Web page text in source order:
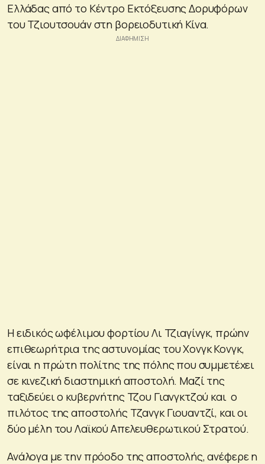
Ελλάδας από το Κέντρο Εκτόξευσης Δορυφόρων
του Τζιουτσουάν στη βορειοδυτική Κίνα.
H ειδικός ωφέλιμου φορτίου Λι Τζιαγίνγκ, πρώην
επιθεωρήτρια της αστυνομίας του Χονγκ Κονγκ,
είναι η πρώτη πολίτης της πόλης που συμμετέχει
σε κινεζική διαστημική αποστολή. Μαζί της
ταξιδεύει ο κυβερνήτης Τζου Γιανγκτζού και ο
πιλότος της αποστολής Τζανγκ Γιουαντζί, και οι
δύο μέλη του Λαϊκού Απελευθερωτικού Στρατού.
Ανάλογα με την πρόοδο της αποστολής, ανέφερε η